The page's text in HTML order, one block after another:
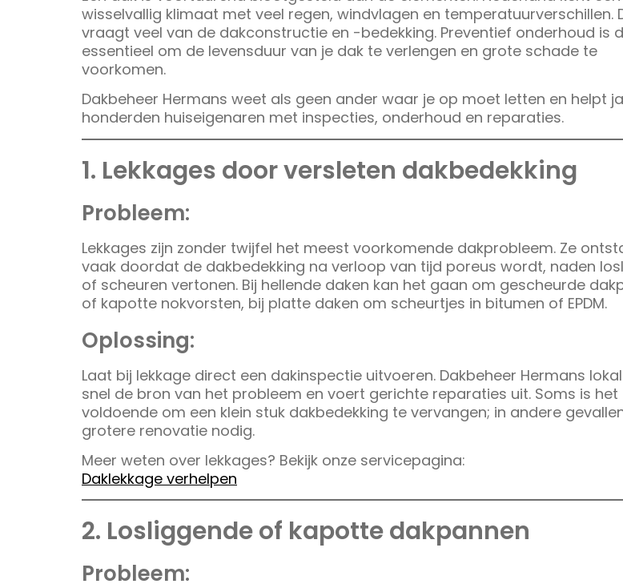
wisselvallig klimaat met veel regen, windvlagen en temperatuurverschillen.
vraagt veel van de dakconstructie en -bedekking. Preventief onderhoud is
essentieel om de levensduur van je dak te verlengen en grote schade te
voorkomen.
Dakbeheer Hermans weet als geen ander waar je op moet letten en helpt
honderden huiseigenaren met inspecties, onderhoud en reparaties.
1. Lekkages door versleten dakbedekking
Probleem:
Lekkages zijn zonder twijfel het meest voorkomende dakprobleem. Ze
vaak doordat de dakbedekking na verloop van tijd poreus wordt, naden
of scheuren vertonen. Bij hellende daken kan het gaan om gescheurde
of kapotte nokvorsten, bij platte daken om scheurtjes in bitumen of EPDM.
Oplossing:
Laat bij lekkage direct een dakinspectie uitvoeren. Dakbeheer Hermans
snel de bron van het probleem en voert gerichte reparaties uit. Soms is het
voldoende om een klein stuk dakbedekking te vervangen; in andere
grotere renovatie nodig.
Meer weten over lekkages? Bekijk onze servicepagina:
Daklekkage verhelpen
2. Losliggende of kapotte dakpannen
Probleem: